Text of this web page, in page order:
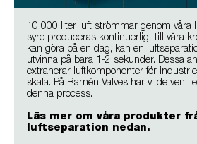
10 000 liter luft strömmar genom våra
syre produceras kontinuerligt till våra
kan göra på en dag, kan en
utvinna på bara 1-2 sekunder. Dessa
extraherar luftkomponenter för
skala. På Ramén Valves har vi de
denna process.
Läs mer om våra produkter
luftseparation nedan.